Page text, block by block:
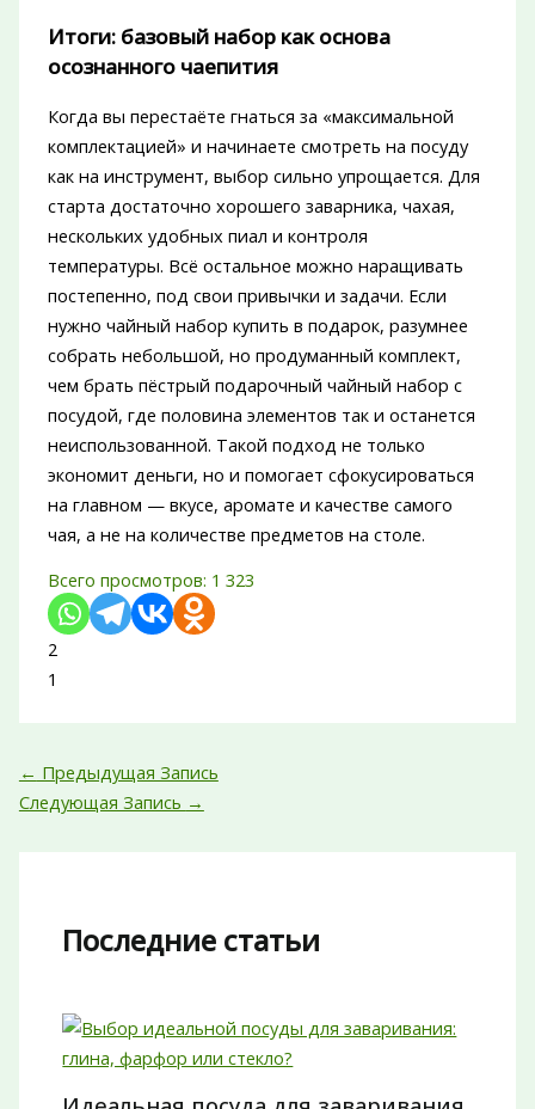
Итоги: базовый набор как основа
осознанного чаепития
Когда вы перестаёте гнаться за «максимальной
комплектацией» и начинаете смотреть на посуду
как на инструмент, выбор сильно упрощается. Для
старта достаточно хорошего заварника, чахая,
нескольких удобных пиал и контроля
температуры. Всё остальное можно наращивать
постепенно, под свои привычки и задачи. Если
нужно чайный набор купить в подарок, разумнее
собрать небольшой, но продуманный комплект,
чем брать пёстрый подарочный чайный набор с
посудой, где половина элементов так и останется
неиспользованной. Такой подход не только
экономит деньги, но и помогает сфокусироваться
на главном — вкусе, аромате и качестве самого
чая, а не на количестве предметов на столе.
Всего просмотров: 1 323
2
1
← Предыдущая Запись
Следующая Запись →
Последние статьи